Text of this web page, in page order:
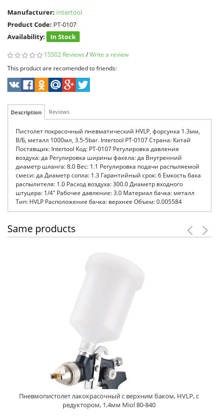
Manufacturer: Intertool
Product Code: PT-0107
Availability:
In Stock
15502 Reviews /Write a review
This product are recomended to friends:
Description Reviews
Пистолет покрасочный пневматический HVLP, форсунка 1.3мм,
В/Б, металл 1000мл, 3.5-5bar. Intertool PT-0107 Страна: Китай
Поставщик: Intertool Код: PT-0107 Регулировка давления
воздуха: да Регулировка ширины факела: да Внутренний
диаметр шланга: 8.0 Вес: 1.1 Регулировка подачи распыляемой
смеси: да Диаметр сопла: 1.3 Гарантийный срок: 6 Емкость бака
распылителя: 1.0 Расход воздуха: 300.0 Диаметр входного
штуцера: 1/4" Рабочее давление: 3.0 Материал бачка: металл
Тип: HVLP Расположение бачка: верхнее Объем: 0.005584
Same products
Пневмопистолет лакокрасочный с верхним баком, HVLP, с
редуктором, 1,4мм Miol 80-840